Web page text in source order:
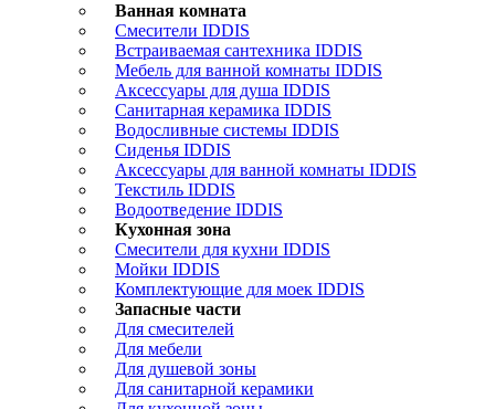
Ванная комната
Смесители IDDIS
Встраиваемая сантехника IDDIS
Мебель для ванной комнаты IDDIS
Аксессуары для душа IDDIS
Санитарная керамика IDDIS
Водосливные системы IDDIS
Сиденья IDDIS
Аксессуары для ванной комнаты IDDIS
Текстиль IDDIS
Водоотведение IDDIS
Кухонная зона
Смесители для кухни IDDIS
Мойки IDDIS
Комплектующие для моек IDDIS
Запасные части
Для смесителей
Для мебели
Для душевой зоны
Для санитарной керамики